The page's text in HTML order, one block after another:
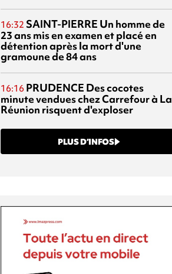
16:32 SAINT-PIERRE Un homme de
23 ans mis en examen et placé en
détention après la mort d'une
gramoune de 84 ans
16:16 PRUDENCE Des cocotes
minute vendues chez Carrefour à La
Réunion risquent d'exploser
PLUS D’INFOS